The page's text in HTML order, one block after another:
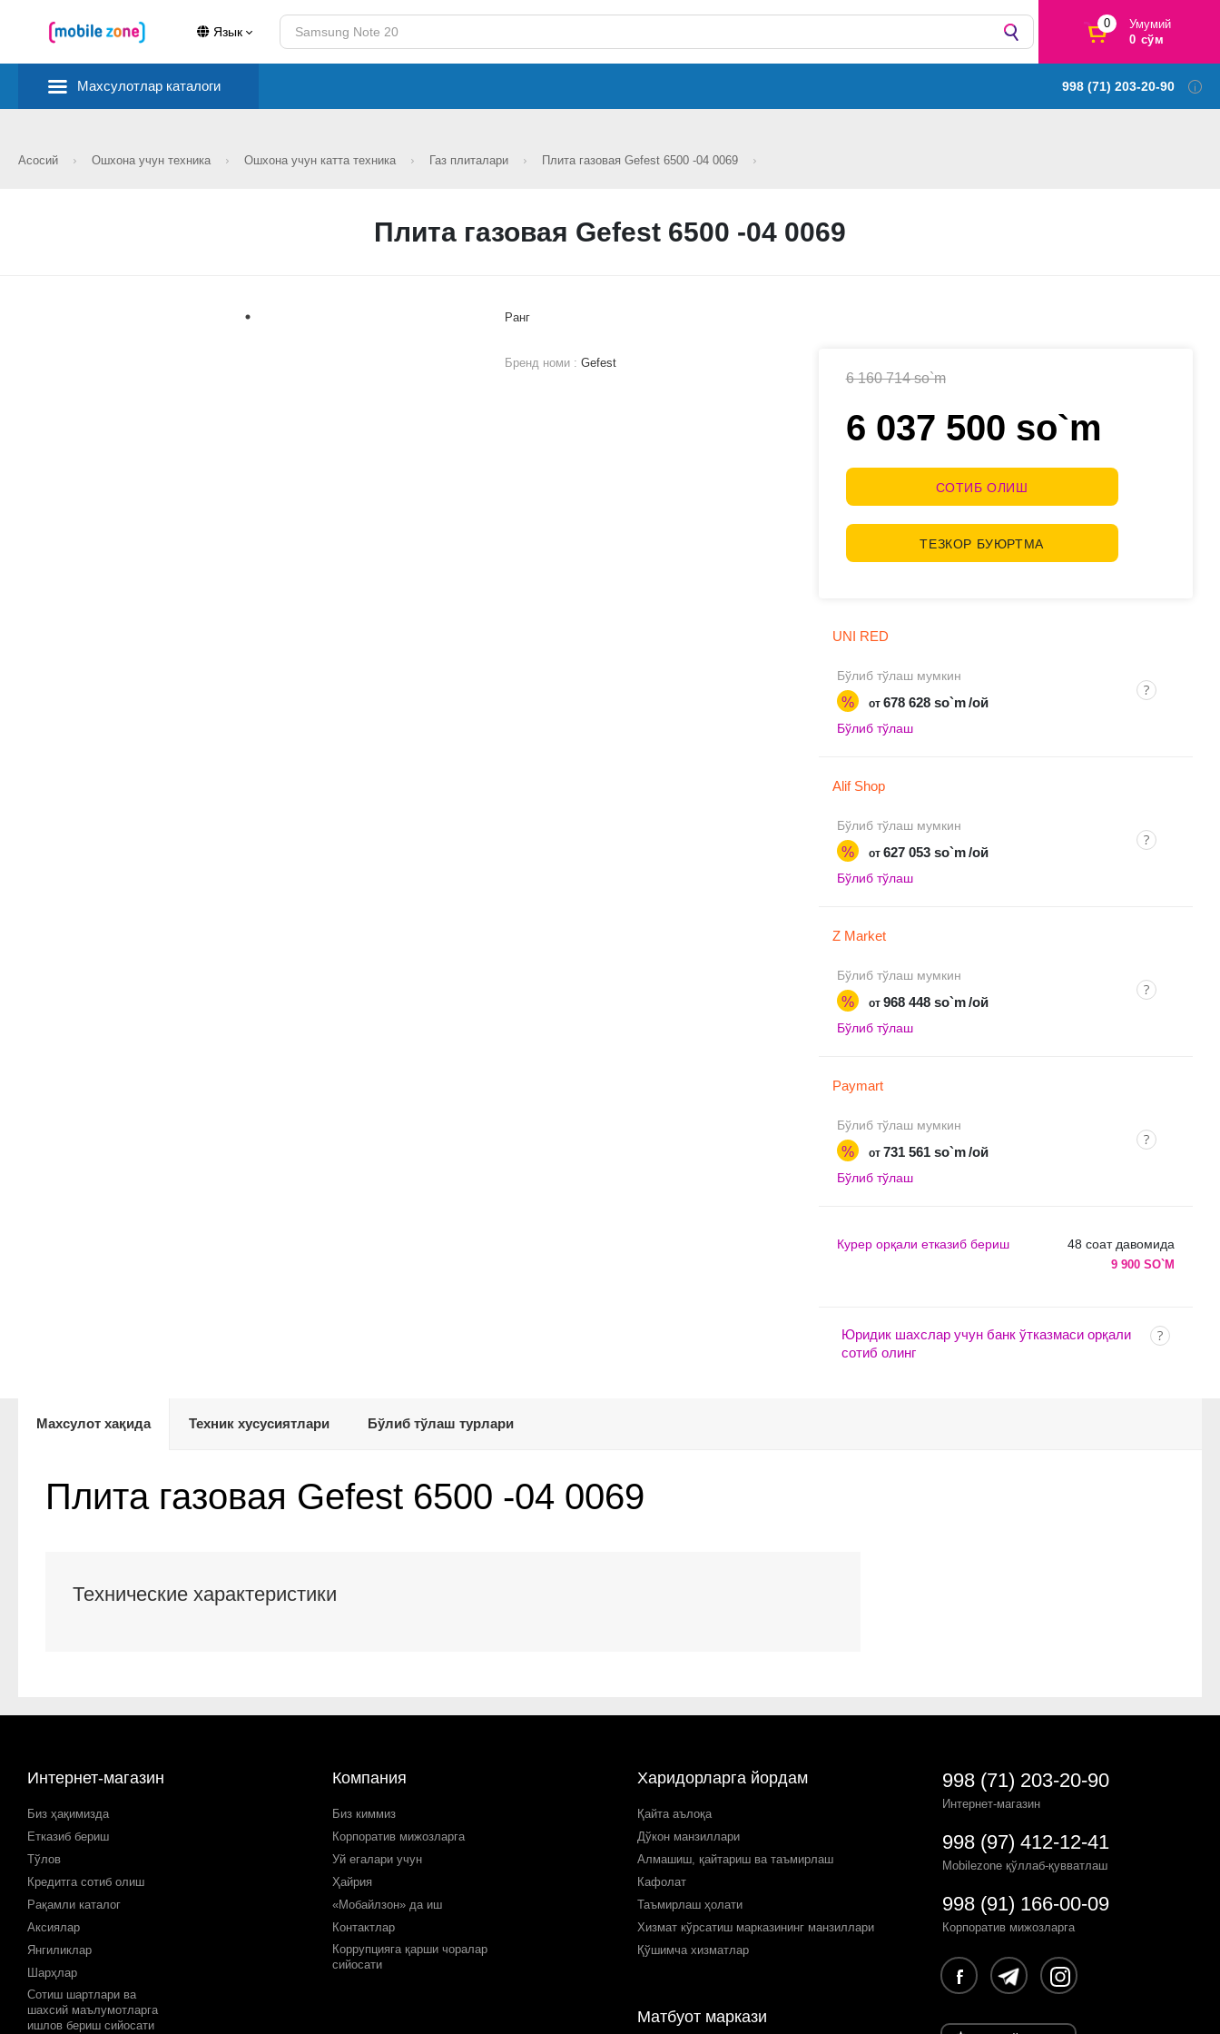
Язык
0
Умумий
0 сўм
Махсулотлар каталоги 998 (71) 203-20-90
Асосий Ошхона учун техника Ошхона учун катта техника Газ плиталари Плита газовая Gefest 6500 -04 0069
Плита газовая Gefest 6500 -04 0069
6 160 714 so`m
6 037 500 so`m
СОТИБ ОЛИШ
ТЕЗКОР БУЮРТМА
UNI RED
Бўлиб тўлаш мумкин
% от 678 628 so`m /ой
Бўлиб тўлаш
Alif Shop
Бўлиб тўлаш мумкин
% от 627 053 so`m /ой
Бўлиб тўлаш
Z Market
Бўлиб тўлаш мумкин
% от 968 448 so`m /ой
Бўлиб тўлаш
Paymart
Бўлиб тўлаш мумкин
% от 731 561 so`m /ой
Бўлиб тўлаш
Курер орқали етказиб бериш 48 соат давомида
9 900 SO`M
Юридик шахслар учун банк ўтказмаси орқали
сотиб олинг
Ранг
Бренд номи :Gefest
Махсулот хақида Техник хусусиятлари Бўлиб тўлаш турлари
Плита газовая Gefest 6500 -04 0069
Технические характеристики
Интернет-магазин
Биз ҳақимизда
Етказиб бериш
Тўлов
Кредитга сотиб олиш
Рақамли каталог
Аксиялар
Янгиликлар
Шарҳлар
Сотиш шартлари ва
шахсий маълумотларга
ишлов бериш сийосати
Компания
Биз киммиз
Корпоратив мижозларга
Уй егалари учун
Ҳайрия
«Мобайлзон» да иш
Контактлар
Коррупцияга қарши чоралар
сийосати
Харидорларга йордам
Қайта аълоқа
Дўкон манзиллари
Алмашиш, қайтариш ва таъмирлаш
Кафолат
Таъмирлаш ҳолати
Хизмат кўрсатиш марказининг манзиллари
Қўшимча хизматлар
Матбуот маркази
998 (71) 203-20-90
Интернет-магазин
998 (97) 412-12-41
Mobilezone қўллаб-қувватлаш
998 (91) 166-00-09
Корпоратив мижозларга